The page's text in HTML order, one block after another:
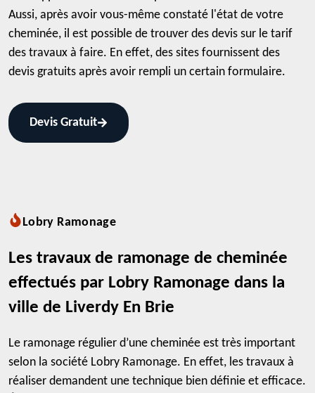
Aussi, après avoir vous-même constaté l'état de votre
cheminée, il est possible de trouver des devis sur le tarif
des travaux à faire. En effet, des sites fournissent des
devis gratuits après avoir rempli un certain formulaire.
Devis Gratuit
Lobry Ramonage
Les travaux de ramonage de cheminée
effectués par Lobry Ramonage dans la
ville de Liverdy En Brie
Le ramonage régulier d’une cheminée est très important
selon la société Lobry Ramonage. En effet, les travaux à
réaliser demandent une technique bien définie et efficace.